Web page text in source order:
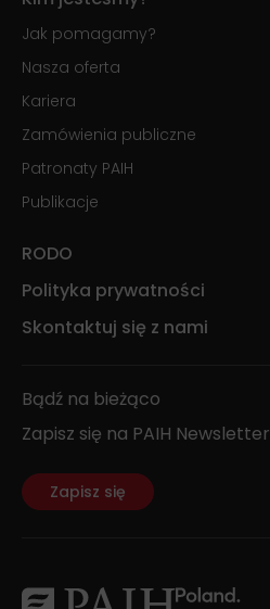
Jak pomagamy?
Nasza oferta
Kariera
Zamówienia publiczne
Patronaty PAIH
Publikacje
RODO
Polityka prywatności
Skontaktuj się z nami
Bądź na bieżąco
Zapisz się na PAIH Newsletter
Zapisz się